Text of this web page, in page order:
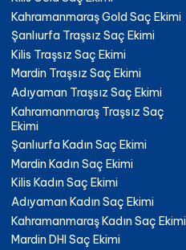
Kahramanmaraş Gold Saç Ekimi
Şanlıurfa Traşsız Saç Ekimi
Kilis Traşsız Saç Ekimi
Mardin Traşsız Saç Ekimi
Adıyaman Traşsız Saç Ekimi
Kahramanmaraş Traşsız Saç
Ekimi
Şanlıurfa Kadın Saç Ekimi
Mardin Kadın Saç Ekimi
Kilis Kadın Saç Ekimi
Adıyaman Kadın Saç Ekimi
Kahramanmaraş Kadın Saç Ekimi
Mardin DHI Saç Ekimi